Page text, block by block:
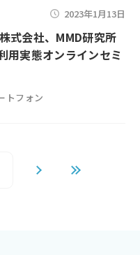
2023年1月13日
式会社、MMD研究所
用実態オンラインセミ
トフォン